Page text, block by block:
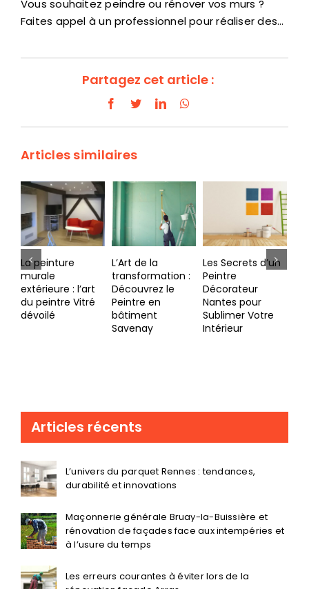
Vous souhaitez peindre ou rénover vos murs ?
Faites appel à un professionnel pour réaliser des…
Partagez cet article :
Facebook
TwitterLinkedIn
Articles similaires
La peinture
murale
extérieure : l’art
du peintre Vitré
dévoilé
L’Art de la
transformation :
Découvrez le
Peintre en
bâtiment
Savenay
Les Secrets d’un
Peintre
Décorateur
Nantes pour
Sublimer Votre
Intérieur
Articles récents
L’univers du parquet Rennes : tendances,
durabilité et innovations
Maçonnerie générale Bruay-la-Buissière et
rénovation de façades face aux intempéries et
à l’usure du temps
Les erreurs courantes à éviter lors de la